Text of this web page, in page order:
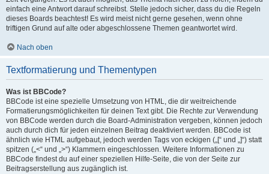
einfach eine Antwort darauf schreibst. Stelle jedoch sicher, dass du die Regeln
dieses Boards beachtest! Es wird meist nicht gerne gesehen, wenn ohne
triftigen Grund auf alte oder abgeschlossene Themen geantwortet wird.
Nach oben
Textformatierung und Thementypen
Was ist BBCode?
BBCode ist eine spezielle Umsetzung von HTML, die dir weitreichende
Formatierungsmöglichkeiten für deinen Text gibt. Die Rechte zur Verwendung
von BBCode werden durch die Board-Administration vergeben, können jedoch
auch durch dich für jeden einzelnen Beitrag deaktiviert werden. BBCode ist
ähnlich wie HTML aufgebaut, jedoch werden Tags von eckigen („[“ und „]“) statt
spitzen („<“ und „>“) Klammern eingeschlossen. Weitere Informationen zu
BBCode findest du auf einer speziellen Hilfe-Seite, die von der Seite zur
Beitragserstellung aus zugänglich ist.